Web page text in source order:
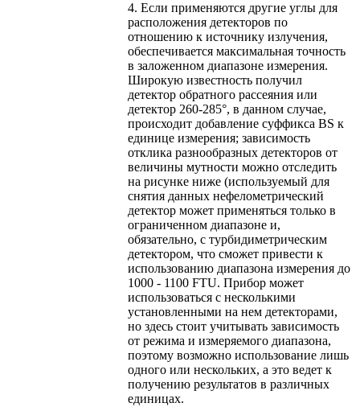
4. Если применяются другие углы для
расположения детекторов по
отношению к источнику излучения,
обеспечивается максимальная точность
в заложенном диапазоне измерения.
Широкую известность получил
детектор обратного рассеяния или
детектор 260-285°, в данном случае,
происходит добавление суффикса BS к
единице измерения; зависимость
отклика разнообразных детекторов от
величины мутности можно отследить
на рисунке ниже (используемый для
снятия данных нефелометрический
детектор может применяться только в
ограниченном диапазоне и,
обязательно, с турбидиметрическим
детектором, что сможет привести к
использованию диапазона измерения до
1000 - 1100 FTU. Прибор может
использоваться с несколькими
установленными на нем детекторами,
но здесь стоит учитывать зависимость
от режима и измеряемого диапазона,
поэтому возможно использование лишь
одного или нескольких, а это ведет к
получению результатов в различных
единицах.